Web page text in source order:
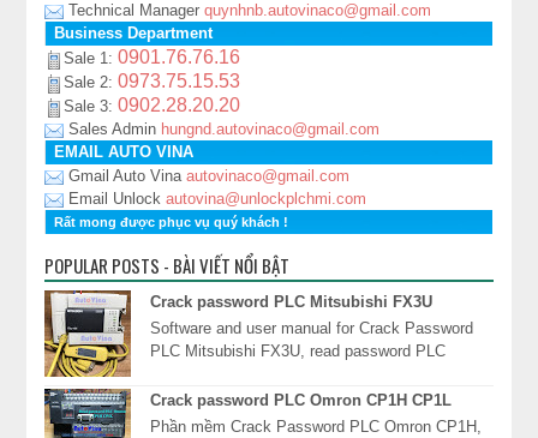
Technical Managerquynhnb.autovinaco@gmail.com
Business Department
Sale 1:0901.76.76.16
Sale 2:0973.75.15.53
Sale 3:0902.28.20.20
Sales Admin hungnd.autovinaco@gmail.com
EMAIL AUTO VINA
Gmail Auto Vinaautovinaco@gmail.com
Email Unlockautovina@unlockplchmi.com
Rất mong được phục vụ quý khách !
POPULAR POSTS - BÀI VIẾT NỔI BẬT
Crack password PLC Mitsubishi FX3U
Software and user manual for Crack Password
PLC Mitsubishi FX3U, read password PLC
khẩu PLC Mits...
Crack password PLC Omron CP1H CP1L
Phần mềm Crack Password PLC Omron CP1H,